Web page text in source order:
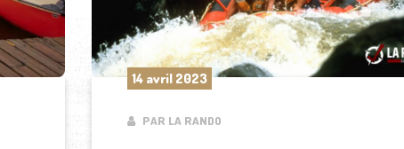
14 avril 2023
PAR LA RANDO